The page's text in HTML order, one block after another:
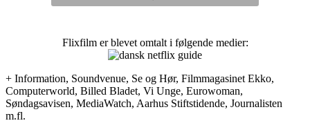
Flixfilm er blevet omtalt i følgende medier:
+ Information, Soundvenue, Se og Hør, Filmmagasinet Ekko,
Computerworld, Billed Bladet, Vi Unge, Eurowoman,
Søndagsavisen, MediaWatch, Aarhus Stiftstidende, Journalisten
m.fl.